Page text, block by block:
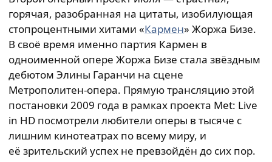
горячая, разобранная на цитаты, изобилующая
стопроцентными хитами «Кармен» Жоржа Бизе.
В своё время именно партия Кармен в
одноименной опере Жоржа Бизе стала звёздным
дебютом Элины Гаранчи на сцене
Метрополитен-опера. Прямую трансляцию этой
постановки 2009 года в рамках проекта Met: Live
in HD посмотрели любители оперы в тысяче с
лишним кинотеатрах по всему миру, и
её зрительский успех не превзойдён до сих пор.